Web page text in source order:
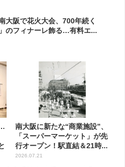
大阪で花火大会、700年続く
のフィナーレ飾る…有料エ...
南大阪に新たな“商業施設”、
「スーパーマーケット」が先
行オープン！駅直結＆21時...
2026.07.21